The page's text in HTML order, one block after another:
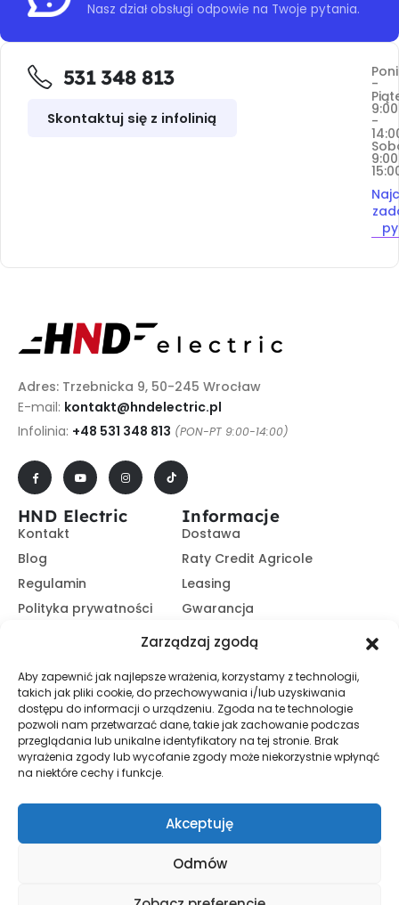
Zarządzaj zgodą
Aby zapewnić jak najlepsze wrażenia, korzystamy z technologii,
takich jak pliki cookie, do przechowywania i/lub uzyskiwania
dostępu do informacji o urządzeniu. Zgoda na te technologie
pozwoli nam przetwarzać dane, takie jak zachowanie podczas
przeglądania lub unikalne identyfikatory na tej stronie. Brak
wyrażenia zgody lub wycofanie zgody może niekorzystnie wpłynąć
na niektóre cechy i funkcje.
Akceptuję
Odmów
Nasz dział obsługi odpowie na Twoje pytania.
531 348 813
Skontaktuj się z infolinią
-
9:00
-
Adres: Trzebnicka 9, 50-245 Wrocław
E-mail: kontakt@hndelectric.pl
Infolinia: +48 531 348 813 (PON-PT 9:00-14:00)
HND Electric
Kontakt
Blog
Regulamin
Polityka prywatności
Informacje
Dostawa
Raty Credit Agricole
Leasing
Gwarancja
14 dni na zwrot
Program partnerski
Zasubskrybuj nasz Newsletter
Zapisz Się
© HND Electric. 2025 - Wszelkie prawa zastrzeżone